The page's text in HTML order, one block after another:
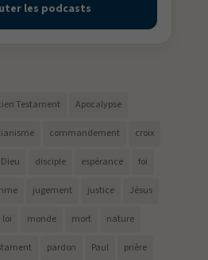
les podcasts
Testament Apocalypse
commandement croix
Dieu disciple espérance foi
jugement justice Jésus
loi monde mort nature
pardon Paul prière